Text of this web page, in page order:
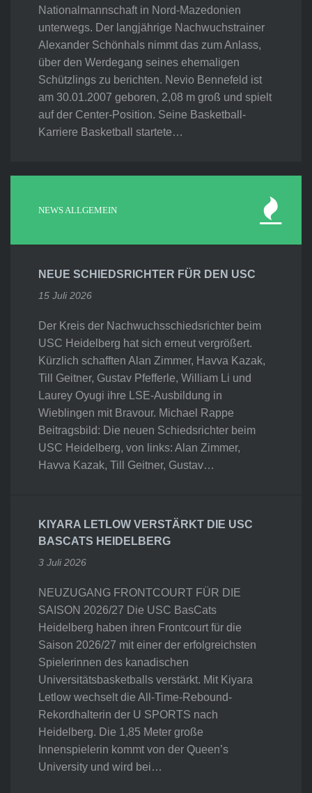
Nationalmannschaft in Nord-Mazedonien
unterwegs. Der langjährige Nachwuchstrainer
Alexander Schönhals nimmt das zum Anlass,
über den Werdegang seines ehemaligen
Schützlings zu berichten. Nevio Bennefeld ist
am 30.01.2007 geboren, 2,08 m groß und spielt
auf der Center-Position. Seine Basketball-
Karriere Basketball startete…
NEWS ALLGEMEIN
NEUE SCHIEDSRICHTER FÜR DEN USC
15 Juli 2026
Der Kreis der Nachwuchsschiedsrichter beim
USC Heidelberg hat sich erneut vergrößert.
Kürzlich schafften Alan Zimmer, Havva Kazak,
Till Geitner, Gustav Pfefferle, William Li und
Laurey Oyugi ihre LSE-Ausbildung in
Wieblingen mit Bravour. Michael Rappe
Beitragsbild: Die neuen Schiedsrichter beim
USC Heidelberg, von links: Alan Zimmer,
Havva Kazak, Till Geitner, Gustav…
KIYARA LETLOW VERSTÄRKT DIE USC
BASCATS HEIDELBERG
3 Juli 2026
NEUZUGANG FRONTCOURT FÜR DIE
SAISON 2026/27 Die USC BasCats
Heidelberg haben ihren Frontcourt für die
Saison 2026/27 mit einer der erfolgreichsten
Spielerinnen des kanadischen
Universitätsbasketballs verstärkt. Mit Kiyara
Letlow wechselt die All-Time-Rebound-
Rekordhalterin der U SPORTS nach
Heidelberg. Die 1,85 Meter große
Innenspielerin kommt von der Queen’s
University und wird bei…